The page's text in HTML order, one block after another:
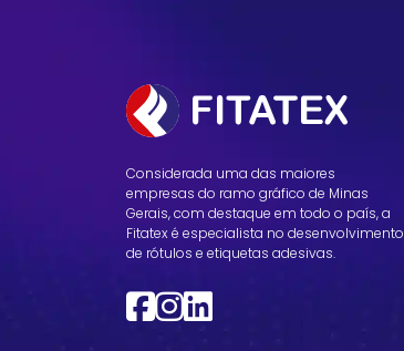
Considerada uma das maiores
empresas do ramo gráfico de Minas
Gerais, com destaque em todo o país, a
Fitatex é especialista no desenvolvimento
de rótulos e etiquetas adesivas.